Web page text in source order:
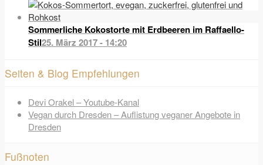
Sommerliche Kokostorte mit Erdbeeren im Raffaello-
Stil25. März 2017 - 14:20
Seiten & Blog Empfehlungen
Devi Orakel – Youtube-Kanal
Vegan durch Dresden – Auflistung veganer Angebote in
Dresden
Fußnoten